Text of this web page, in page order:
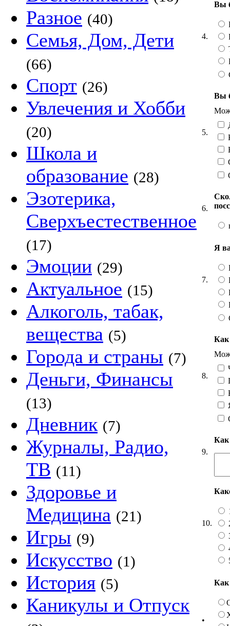
Разное (40)
Семья, Дом, Дети
(66)
Спорт (26)
Увлечения и Хобби
(20)
Школа и
образование (28)
Эзотерика,
Сверхъестественное
(17)
Эмоции (29)
Актуальное (15)
Алкоголь, табак,
вещества (5)
Города и страны (7)
Деньги, Финансы
(13)
Дневник (7)
Журналы, Радио,
ТВ (11)
Здоровье и
Медицина (21)
Игры (9)
Искусство (1)
История (5)
Каникулы и Отпуск
4.
Вы
5.
Вы
6.
7.
Я
8.
Как
9.
Как
10.
•
Как